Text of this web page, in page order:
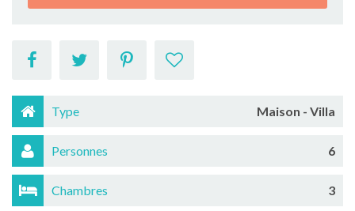
Type Maison - Villa
Personnes 6
Chambres 3